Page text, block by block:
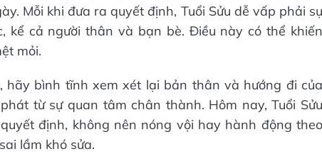
Mỗi khi đưa ra quyết định, Tuổi Sửu dễ vấp phải sự
kể cả người thân và bạn bè. Điều này có thể khiến
mỏi.
hãy bình tĩnh xem xét lại bản thân và hướng đi của
từ sự quan tâm chân thành. Hôm nay, Tuổi Sửu
định, không nên nóng vội hay hành động theo
lầm khó sửa.